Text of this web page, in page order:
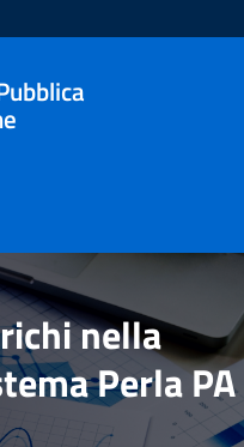
nella
Perla PA